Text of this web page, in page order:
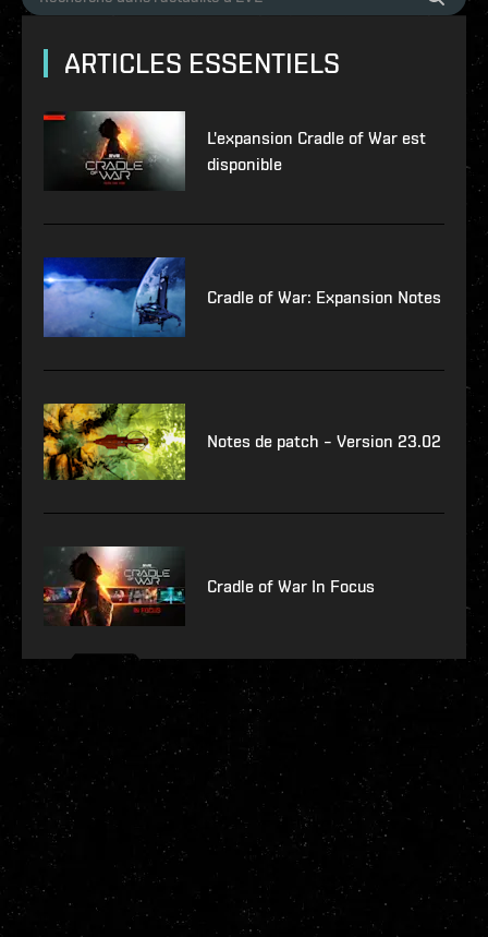
ARTICLES ESSENTIELS
L'expansion Cradle of War est
disponible
Cradle of War: Expansion Notes
Notes de patch – Version 23.02
Cradle of War In Focus